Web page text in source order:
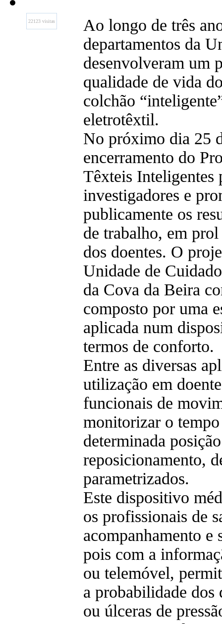
22123 visitas
Ao longo de três
departamentos da
desenvolveram um
qualidade de vida
colchão
eletrotêxtil.
No próximo dia 25
encerramento do
Têxteis Inteligentes
investigadores e
publicamente os
de trabalho, em
dos doentes. O
Unidade de
da Cova da Beira
composto por uma
aplicada num
termos de conforto.
Entre as diversas
utilização em
funcionais de
monitorizar o tempo
determinada
reposicionamento,
parametrizados.
Este dispositivo
os profissionais de
acompanhamento e
pois com a
ou telemóvel,
a probabilidade dos
ou úlceras de